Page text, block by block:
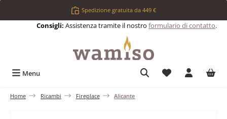
Passa al contenuto principaleSpedizione gratuita da 449 €
Consigli: Assistenza tramite il nostro formulario di contatto.
Menu Hai 0 articoli
Home Ricambi Fireplace Alicante